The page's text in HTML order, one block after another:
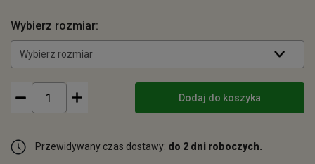
Wybierz rozmiar:
Wybierz rozmiar
Dodaj do koszyka
Przewidywany czas dostawy: do 2 dni roboczych.